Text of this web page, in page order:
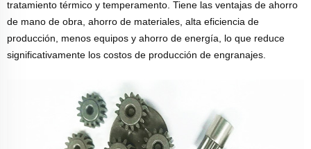
tratamiento térmico y temperamento. Tiene las ventajas de ahorro
de mano de obra, ahorro de materiales, alta eficiencia de
producción, menos equipos y ahorro de energía, lo que reduce
significativamente los costos de producción de engranajes.